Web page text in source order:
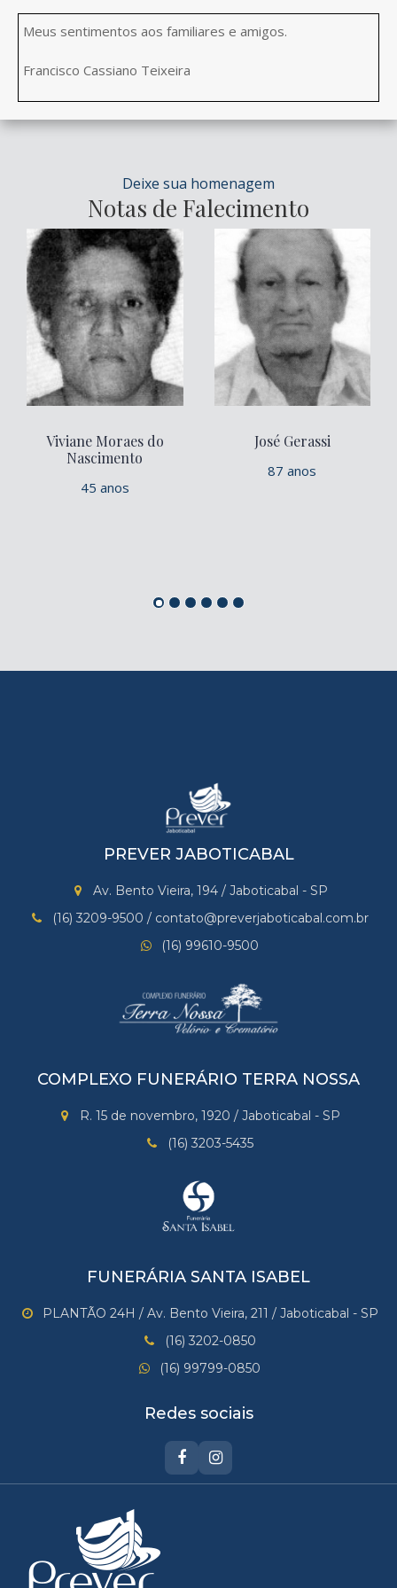
Meus sentimentos aos familiares e amigos.
Francisco Cassiano Teixeira
Deixe sua homenagem
Notas de Falecimento
Viviane Moraes do
Nascimento
45 anos
José Gerassi
87 anos
PREVER JABOTICABAL
Av. Bento Vieira, 194 / Jaboticabal - SP
(16) 3209-9500 / contato@preverjaboticabal.com.br
(16) 99610-9500
COMPLEXO FUNERÁRIO TERRA NOSSA
R. 15 de novembro, 1920 / Jaboticabal - SP
(16) 3203-5435
FUNERÁRIA SANTA ISABEL
PLANTÃO 24H / Av. Bento Vieira, 211 / Jaboticabal - SP
(16) 3202-0850
(16) 99799-0850
Redes sociais